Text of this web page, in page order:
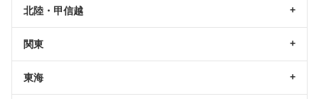
北陸・甲信越
関東
東海